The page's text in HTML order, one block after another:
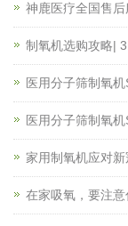
神鹿医疗全国售
制氧机选购攻略|
医用分子筛制氧
医用分子筛制氧
家用制氧机应对新
在家吸氧，要注意